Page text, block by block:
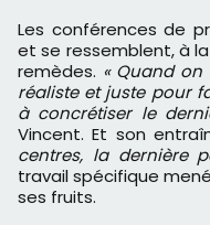
Les conférences de
et se ressemblent, à
remèdes. « Quand
réaliste et juste pour
à concrétiser le
Vincent. Et son
centres, la dernière
travail spécifique
ses fruits.